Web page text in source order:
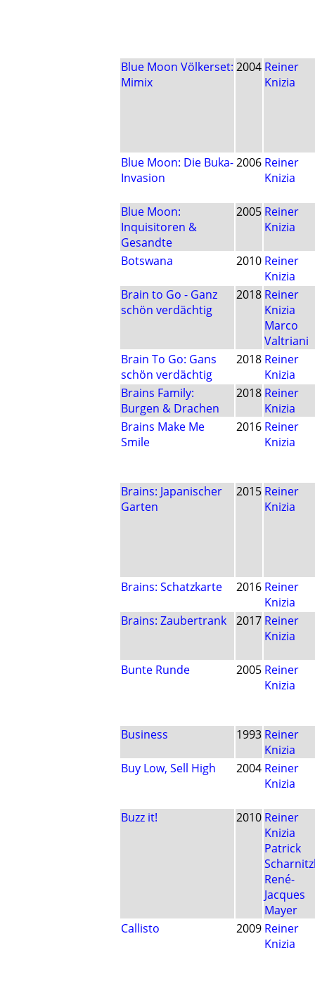
Blue Moon Völkerset:
Mimix
2004 Reiner
Knizia
Blue Moon: Die Buka-
Invasion
2006 Reiner
Knizia
Blue Moon:
Inquisitoren &
Gesandte
2005 Reiner
Knizia
Botswana 2010 Reiner
Knizia
Brain to Go - Ganz
schön verdächtig
2018 Reiner
Knizia
Marco
Valtriani
Brain To Go: Gans
schön verdächtig
2018 Reiner
Knizia
Brains Family:
Burgen & Drachen
2018 Reiner
Knizia
Brains Make Me
Smile
2016 Reiner
Knizia
Brains: Japanischer
Garten
2015 Reiner
Knizia
Brains: Schatzkarte 2016 Reiner
Knizia
Brains: Zaubertrank
2017 Reiner
Knizia
Bunte Runde 2005 Reiner
Knizia
Business 1993 Reiner
Knizia
Buy Low, Sell High
2004 Reiner
Knizia
Buzz it! 2010 Reiner
Knizia
Patrick
René-
Jacques
Mayer
Callisto
2009 Reiner
Knizia